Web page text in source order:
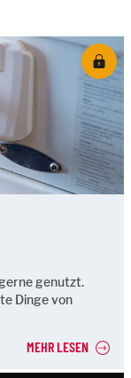
genutzt.
Dinge von
MEHR LESEN